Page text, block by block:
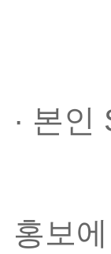
· 본
홍보